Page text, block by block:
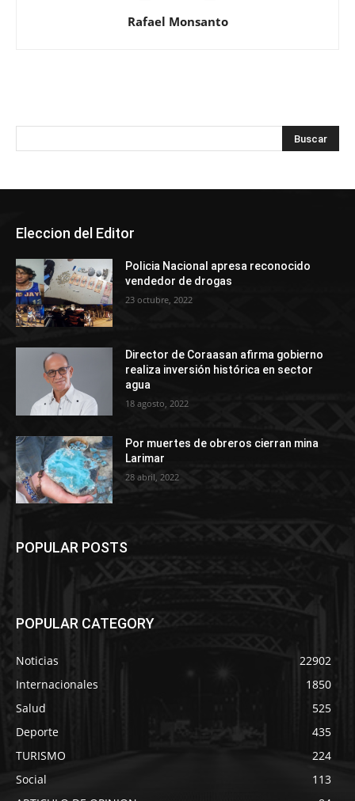
Rafael Monsanto
Eleccion del Editor
Policia Nacional apresa reconocido
vendedor de drogas
23 octubre, 2022
Director de Coraasan afirma gobierno
realiza inversión histórica en sector
agua
18 agosto, 2022
Por muertes de obreros cierran mina
Larimar
28 abril, 2022
POPULAR POSTS
POPULAR CATEGORY
Noticias
22902
Internacionales
1850
Salud
525
Deporte
435
TURISMO
224
Social
113